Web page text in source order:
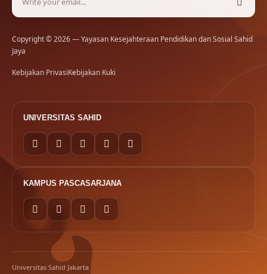
Copyright © 2026 — Yayasan Kesejahteraan Pendidikan dan Sosial Sahid
Jaya
Kebijakan PrivasiKebijakan Kuki
UNIVERSITAS SAHID
KAMPUS PASCASARJANA
Universitas Sahid Jakarta